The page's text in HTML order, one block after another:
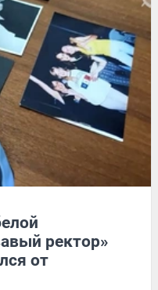
ректор»
от